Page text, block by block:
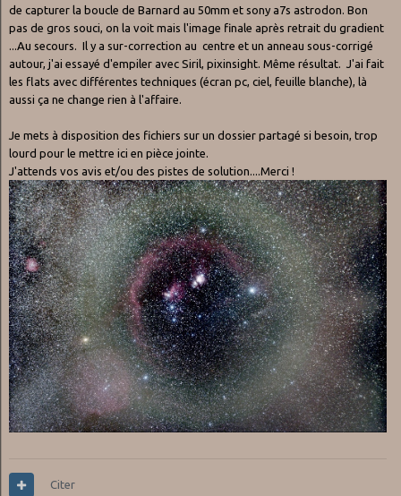
de capturer la boucle de Barnard au 50mm et sony a7s astrodon. Bon
pas de gros souci, on la voit mais l'image finale après retrait du gradient
...Au secours. Il y a sur-correction au centre et un anneau sous-corrigé
autour, j'ai essayé d'empiler avec Siril, pixinsight. Même résultat. J'ai fait
les flats avec différentes techniques (écran pc, ciel, feuille blanche), là
aussi ça ne change rien à l'affaire.
Je mets à disposition des fichiers sur un dossier partagé si besoin, trop
lourd pour le mettre ici en pièce jointe.
J'attends vos avis et/ou des pistes de solution....Merci !
Citer